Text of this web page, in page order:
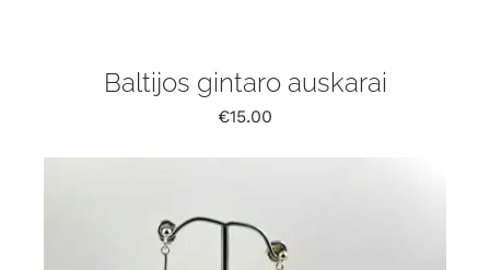
Baltijos gintaro auskarai
€15.00